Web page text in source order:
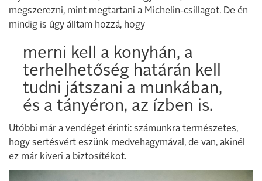
megszerezni, mint megtartani a Michelin-csillagot. De én
mindig is úgy álltam hozzá, hogy
merni kell a konyhán, a
terhelhetőség határán kell
tudni játszani a munkában,
és a tányéron, az ízben is.
Utóbbi már a vendéget érinti: számunkra természetes,
hogy sertésvért eszünk medvehagymával, de van, akinél
ez már kiveri a biztosítékot.